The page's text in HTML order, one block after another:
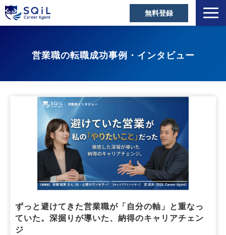
無料登録
キャリアアドバイザー
営業の転職Tips
セミナー・メディア
お役立ち資料
よくあるご質問
営業職の転職成功事例・インタビュー
ずっと避けてきた営業職が「自分の軸」と重なっ
ていた。深掘りが導いた、納得のキャリアチェン
ジ